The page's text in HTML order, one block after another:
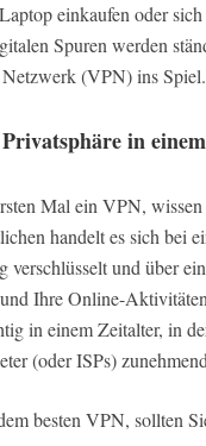
einkaufen oder
Spuren werden
(VPN) ins
in
Mal ein VPN,
handelt es sich bei
verschlüsselt und über
Ihre Online-
in einem Zeitalter, in
(oder ISPs)
besten VPN, sollten